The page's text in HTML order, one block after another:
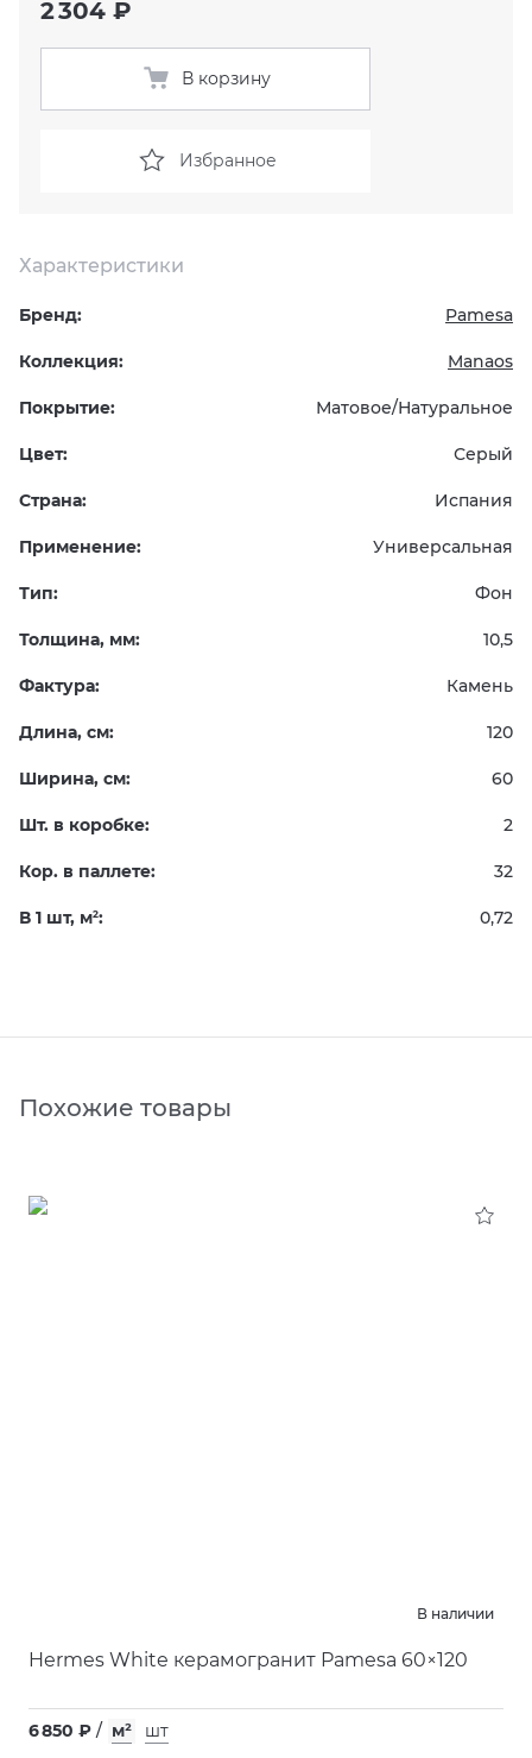
KERAMA MARAZZI
PAMESA
ГРАНИТЕЯ
УРАЛЬСКИЙ ГРАНИТ
XLIGHT XTONE URBATEK
XXL Pamesa
СМЕСИТЕЛИ
УНИТАЗЫ И ПИCCУАРЫ
Характеристики
Бренд: Pamesa
Коллекция: Manaos
Покрытие: Матовое/Натуральное
Цвет: Серый
Страна: Испания
Применение: Универсальная
Тип: Фон
Толщина, мм: 10,5
Фактура: Камень
Длина, см: 120
Ширина, см: 60
Шт. в коробке: 2
Кор. в паллете: 32
В 1 шт, м2: 0,72
2 304 ₽
В корзину
Избранное
Похожие товары
В наличии
Hermes White керамогранит Pamesa 60×120
6 850 ₽ / м² шт